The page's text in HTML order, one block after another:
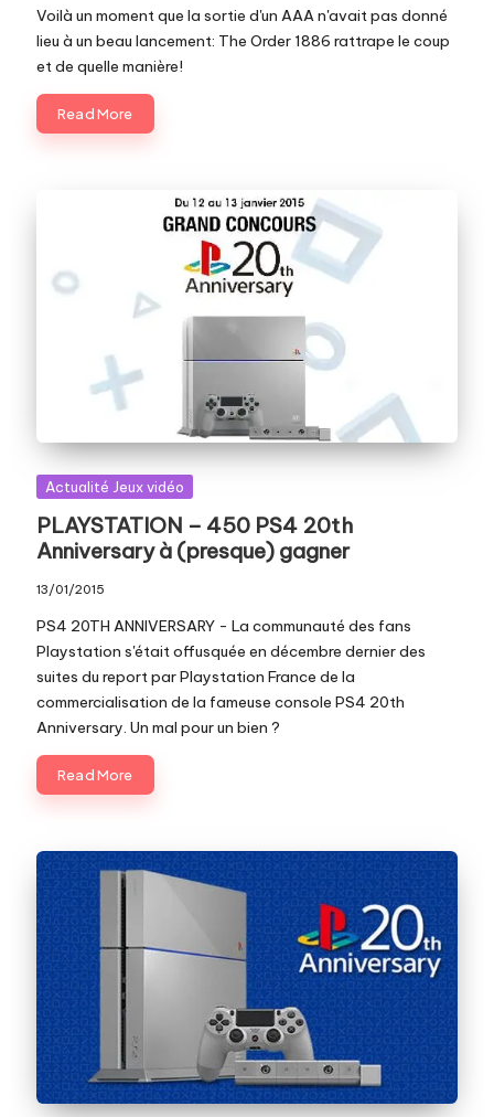
Voilà un moment que la sortie d'un AAA n'avait pas donné
lieu à un beau lancement: The Order 1886 rattrape le coup
et de quelle manière!
Read More
Posted
Actualité Jeux vidéo
PLAYSTATION – 450 PS4 20th
Anniversary à (presque) gagner
13/01/2015
PS4 20TH ANNIVERSARY - La communauté des fans
Playstation s'était offusquée en décembre dernier des
suites du report par Playstation France de la
commercialisation de la fameuse console PS4 20th
Anniversary. Un mal pour un bien ?
Read More